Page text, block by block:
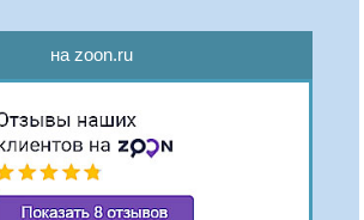
на zoon.ru